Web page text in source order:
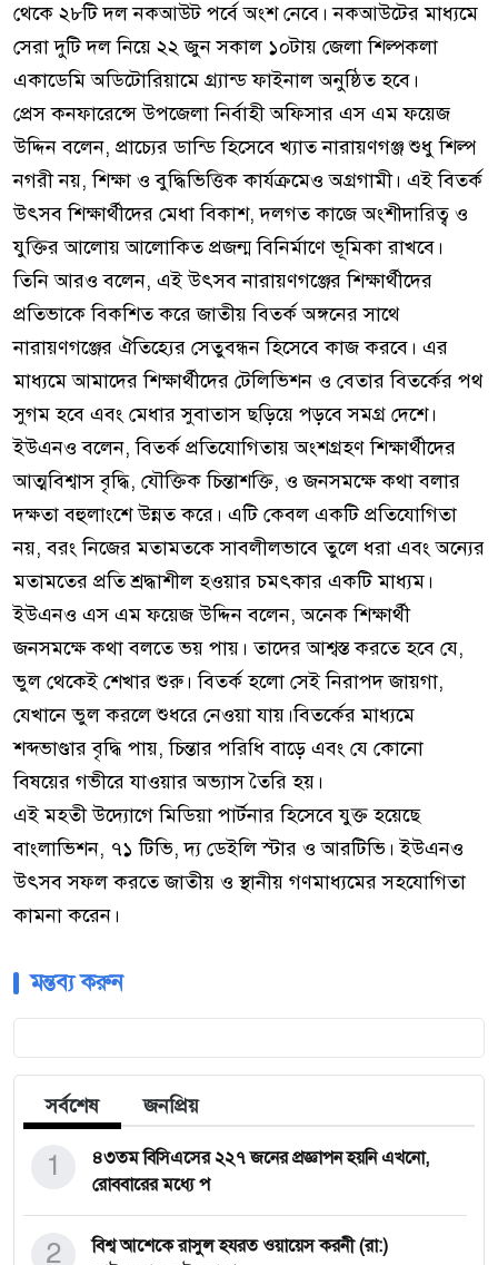
থেকে ২৮টি দল নকআউট পর্বে অংশ নেবে। নকআউটের মাধ্যমে
সেরা দুটি দল নিয়ে ২২ জুন সকাল ১০টায় জেলা শিল্পকলা
একাডেমি অডিটোরিয়ামে গ্র্যান্ড ফাইনাল অনুষ্ঠিত হবে।
প্রেস কনফারেন্সে উপজেলা নির্বাহী অফিসার এস এম ফয়েজ
উদ্দিন বলেন, প্রাচ্যের ডান্ডি হিসেবে খ্যাত নারায়ণগঞ্জ শুধু শিল্প
নগরী নয়, শিক্ষা ও বুদ্ধিভিত্তিক কার্যক্রমেও অগ্রগামী। এই বিতর্ক
উৎসব শিক্ষার্থীদের মেধা বিকাশ, দলগত কাজে অংশীদারিত্ব ও
যুক্তির আলোয় আলোকিত প্রজন্ম বিনির্মাণে ভূমিকা রাখবে।
তিনি আরও বলেন, এই উৎসব নারায়ণগঞ্জের শিক্ষার্থীদের
প্রতিভাকে বিকশিত করে জাতীয় বিতর্ক অঙ্গনের সাথে
নারায়ণগঞ্জের ঐতিহ্যের সেতুবন্ধন হিসেবে কাজ করবে। এর
মাধ্যমে আমাদের শিক্ষার্থীদের টেলিভিশন ও বেতার বিতর্কের পথ
সুগম হবে এবং মেধার সুবাতাস ছড়িয়ে পড়বে সমগ্র দেশে।
ইউএনও বলেন, বিতর্ক প্রতিযোগিতায় অংশগ্রহণ শিক্ষার্থীদের
আত্মবিশ্বাস বৃদ্ধি, যৌক্তিক চিন্তাশক্তি, ও জনসমক্ষে কথা বলার
দক্ষতা বহুলাংশে উন্নত করে। এটি কেবল একটি প্রতিযোগিতা
নয়, বরং নিজের মতামতকে সাবলীলভাবে তুলে ধরা এবং অন্যের
মতামতের প্রতি শ্রদ্ধাশীল হওয়ার চমৎকার একটি মাধ্যম।
ইউএনও এস এম ফয়েজ উদ্দিন বলেন, অনেক শিক্ষার্থী
জনসমক্ষে কথা বলতে ভয় পায়। তাদের আশ্বস্ত করতে হবে যে,
ভুল থেকেই শেখার শুরু। বিতর্ক হলো সেই নিরাপদ জায়গা,
যেখানে ভুল করলে শুধরে নেওয়া যায়।বিতর্কের মাধ্যমে
শব্দভাণ্ডার বৃদ্ধি পায়, চিন্তার পরিধি বাড়ে এবং যে কোনো
বিষয়ের গভীরে যাওয়ার অভ্যাস তৈরি হয়।
এই মহতী উদ্যোগে মিডিয়া পার্টনার হিসেবে যুক্ত হয়েছে
বাংলাভিশন, ৭১ টিভি, দ্য ডেইলি স্টার ও আরটিভি। ইউএনও
উৎসব সফল করতে জাতীয় ও স্থানীয় গণমাধ্যমের সহযোগিতা
কামনা করেন।
মন্তব্য করুন
সর্বশেষ জনপ্রিয়
৪৩তম বিসিএসের ২২৭ জনের প্রজ্ঞাপন হয়নি এখনো,
রোববারের মধ্যে প
1
বিশ্ব আশেকে রাসুল হযরত ওয়ায়েস করনী (রা:)
2